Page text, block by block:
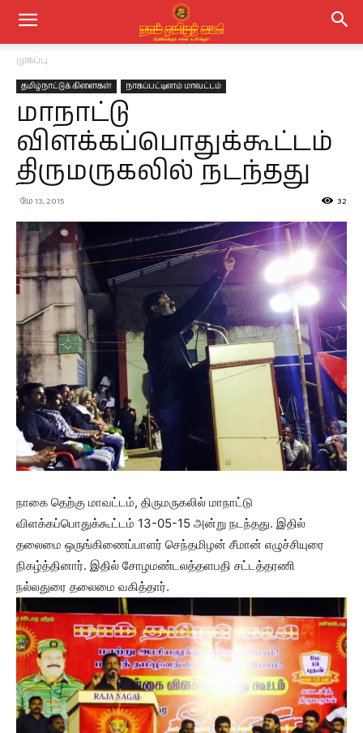
முகப்பு
தமிழ்நாட்டுக் கிளைகள் நாகப்பட்டினம் மாவட்டம்
மாநாட்டு
விளக்கப்பொதுக்கூட்டம்
திருமருகலில் நடந்தது
மே 13, 2015 32
நாகை தெற்கு மாவட்டம், திருமருகலில் மாநாட்டு
விளக்கப்பொதுக்கூட்டம் 13-05-15 அன்று நடந்தது. இதில்
தலைமை ஒருங்கிணைப்பாளர் செந்தமிழன் சீமான் எழுச்சியுரை
நிகழ்த்தினார். இதில் சோழமண்டலத்தளபதி சட்டத்தரணி
நல்லதுரை தலைமை வகித்தார்.